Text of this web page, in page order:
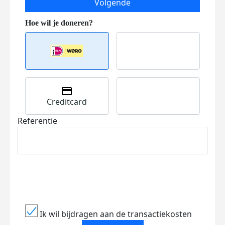
Volgende
Creditcard
Referentie
Ik wil bijdragen aan de transactiekosten